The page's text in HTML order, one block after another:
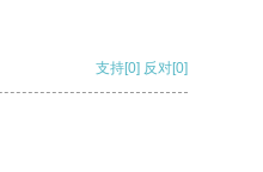
支持[0] 反对[0]